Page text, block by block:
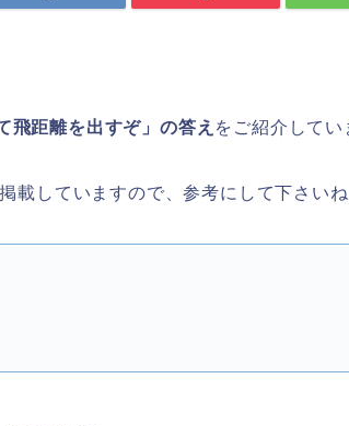
飛距離を出すぞ」の答え をご紹介してい
載していますので、参考にして下さいね